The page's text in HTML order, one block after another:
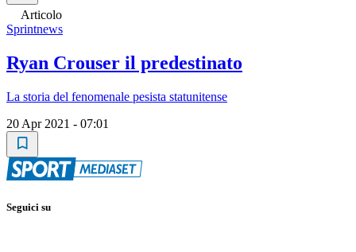
Articolo
Sprintnews
Ryan Crouser il predestinato
La storia del fenomenale pesista statunitense
20 Apr 2021 - 07:01
Seguici su